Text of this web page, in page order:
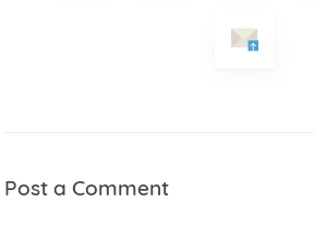
Post a Comment